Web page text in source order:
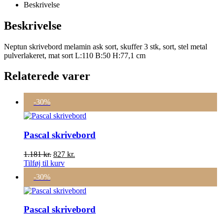
Beskrivelse
Beskrivelse
Neptun skrivebord melamin ask sort, skuffer 3 stk, sort, stel metal
pulverlakeret, mat sort L:110 B:50 H:77,1 cm
Relaterede varer
-30%
Pascal skrivebord
1.181kr. Den
oprindelige
1.181 kr..
827 kr.
827 kr..
Tilføj til kurv
-30%
Pascal skrivebord